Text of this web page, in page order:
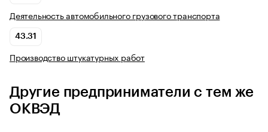
Деятельность автомобильного грузового транспорта
43.31
Производство штукатурных работ
Другие предприниматели с тем же
ОКВЭД